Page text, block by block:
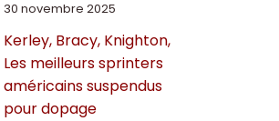
30 novembre 2025
Kerley, Bracy, Knighton,
Les meilleurs sprinters
américains suspendus
pour dopage